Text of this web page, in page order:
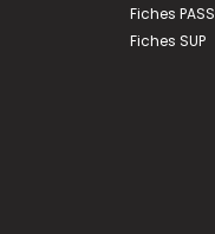
Fiches PASS
Fiches SUP